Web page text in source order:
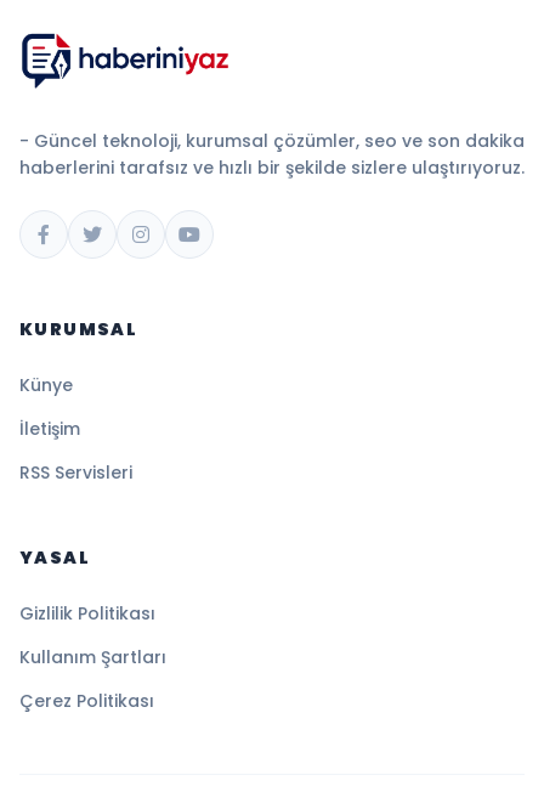
- Güncel teknoloji, kurumsal çözümler, seo ve son dakika
haberlerini tarafsız ve hızlı bir şekilde sizlere ulaştırıyoruz.
KURUMSAL
Künye
İletişim
RSS Servisleri
YASAL
Gizlilik Politikası
Kullanım Şartları
Çerez Politikası